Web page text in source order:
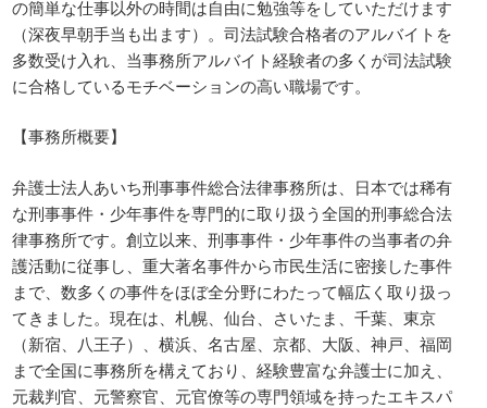
の簡単な仕事以外の時間は自由に勉強等をしていただけます
（深夜早朝手当も出ます）。司法試験合格者のアルバイトを
多数受け入れ、当事務所アルバイト経験者の多くが司法試験
に合格しているモチベーションの高い職場です。
【事務所概要】
弁護士法人あいち刑事事件総合法律事務所は、日本では稀有
な刑事事件・少年事件を専門的に取り扱う全国的刑事総合法
律事務所です。創立以来、刑事事件・少年事件の当事者の弁
護活動に従事し、重大著名事件から市民生活に密接した事件
まで、数多くの事件をほぼ全分野にわたって幅広く取り扱っ
てきました。現在は、札幌、仙台、さいたま、千葉、東京
（新宿、八王子）、横浜、名古屋、京都、大阪、神戸、福岡
まで全国に事務所を構えており、経験豊富な弁護士に加え、
元裁判官、元警察官、元官僚等の専門領域を持ったエキスパ